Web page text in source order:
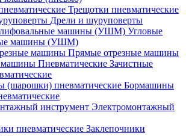
Трещотки пневматические
Дрели и шуруповерты
Угловые
машины (УШМ)
Прямые отрезные машины
Зачистные
Бормашины
Электромонтажный
Заклепочники